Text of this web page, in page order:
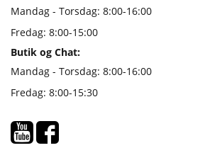
Mandag - Torsdag: 8:00-16:00
Fredag: 8:00-15:00
Butik og Chat:
Mandag - Torsdag: 8:00-16:00
Fredag: 8:00-15:30